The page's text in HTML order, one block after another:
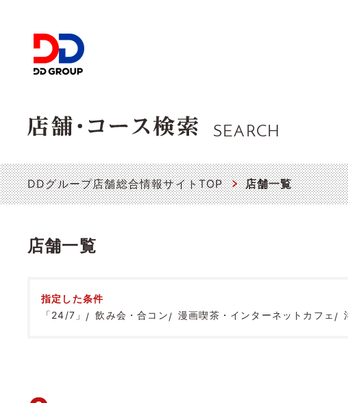
SEARCH
DDグループ店舗総合情報サイトTOP 店舗一覧
店舗一覧
指定した条件
「24/7」
飲み会・合コン 漫画喫茶・インターネットカフェ